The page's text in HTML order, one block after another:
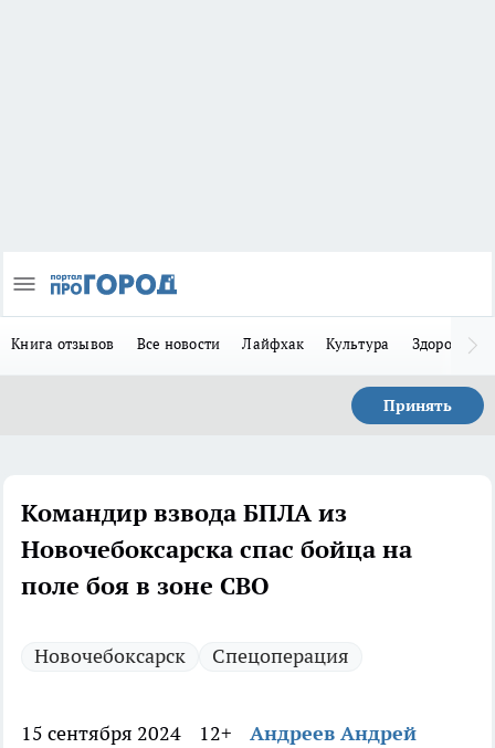
Книга отзывов Все новости Лайфхак Культура Здоровье
Принять
Командир взвода БПЛА из
Новочебоксарска спас бойца на
поле боя в зоне СВО
Новочебоксарск Спецоперация
15 сентября 2024 12+ Андреев Андрей